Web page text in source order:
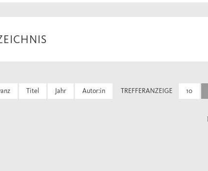
Titel Jahr Autor:in TREFFERANZEIGE 10